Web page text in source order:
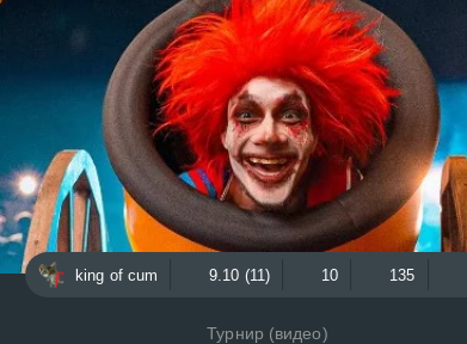
king of cum 9.10 (11) 10 135
Турнир (видео)